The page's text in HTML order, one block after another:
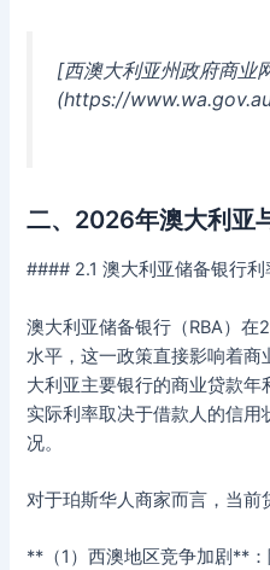
[西澳大利亚州政府商业
(https://
二、2026年澳大利亚
#### 2.1 澳大利亚储备银行利
澳大利亚储备银行（RBA）
水平，这一政策直接影响着
大利亚主要银行的商业贷款年
实际利率取决于借款人的信
况。
对于珀斯华人商家而言，当前
**（1）西澳地区竞争加剧**